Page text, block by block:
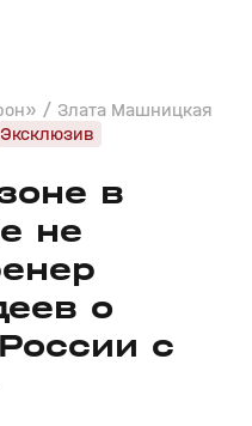
/ Злата Машницкая
Эксклюзив
в
не
о
с